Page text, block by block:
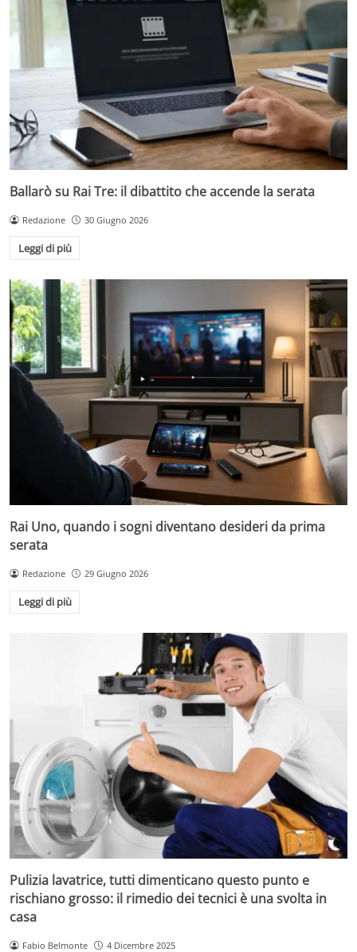
Ballarò su Rai Tre: il dibattito che accende la serata
Redazione 30 Giugno 2026
Leggi di più
Rai Uno, quando i sogni diventano desideri da prima
serata
Redazione 29 Giugno 2026
Leggi di più
Pulizia lavatrice, tutti dimenticano questo punto e
rischiano grosso: il rimedio dei tecnici è una svolta in
casa
Fabio Belmonte 4 Dicembre 2025